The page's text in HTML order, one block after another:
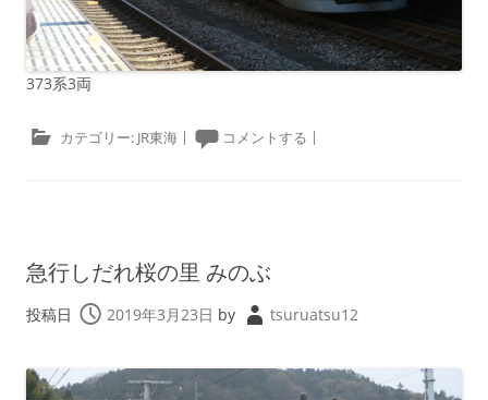
373系3両
カテゴリー: JR東海 | コメントする |
急行しだれ桜の里 みのぶ
投稿日 2019年3月23日 by tsuruatsu12